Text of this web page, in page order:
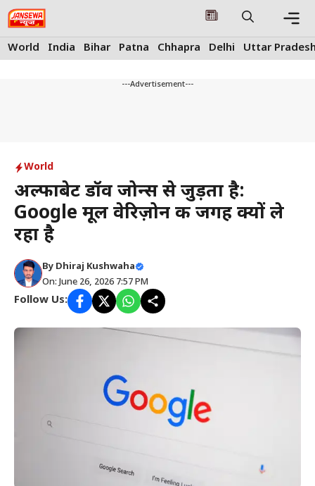
Skip
to
content
World India Bihar Patna Chhapra Delhi Uttar
---Advertisement---
World
अल्फाबेट डॉव जोन्स से जुड़ता है:
Google मूल वेरिज़ोन की जगह क्यों ले
रहा है
By Dhiraj Kushwaha
On: June 26, 2026 7:57 PM
Follow Us: